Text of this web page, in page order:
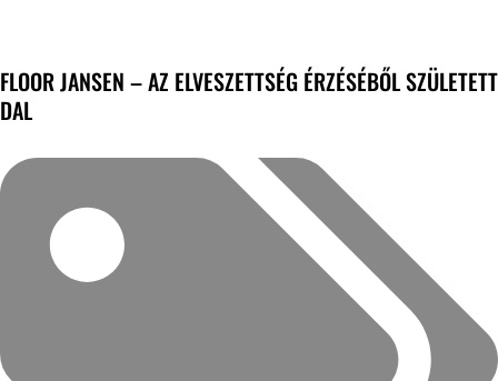
FLOOR JANSEN – AZ ELVESZETTSÉG ÉRZÉSÉBŐL SZÜLETETT
DAL